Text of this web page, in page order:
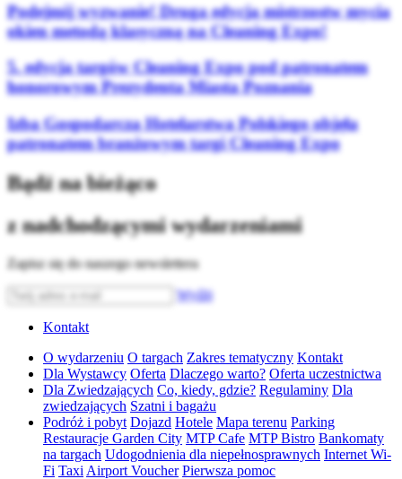
Podejmij wyzwanie! Druga edycja mistrzostw mycia
okien metodą klasyczną na Cleaning Expo!
5. edycja targów Cleaning Expo pod patronatem
honorowym Prezydenta Miasta Poznania
Izba Gospodarcza Hotelarstwa Polskiego objęła
patronatem branżowym targi Cleaning Expo
Bądź na bieżąco
z nadchodzącymi wydarzeniami
Zapisz się do naszego newslettera
Wyślij
Kontakt
O wydarzeniu O targach Zakres tematyczny Kontakt
Dla Wystawcy Oferta Dlaczego warto? Oferta uczestnictwa
Dla Zwiedzających Co, kiedy, gdzie? Regulaminy Dla
zwiedzających Szatni i bagażu
Podróż i pobyt Dojazd Hotele Mapa terenu Parking
Restauracje Garden City MTP Cafe MTP Bistro Bankomaty
na targach Udogodnienia dla niepełnosprawnych Internet Wi-
Fi Taxi Airport Voucher Pierwsza pomoc